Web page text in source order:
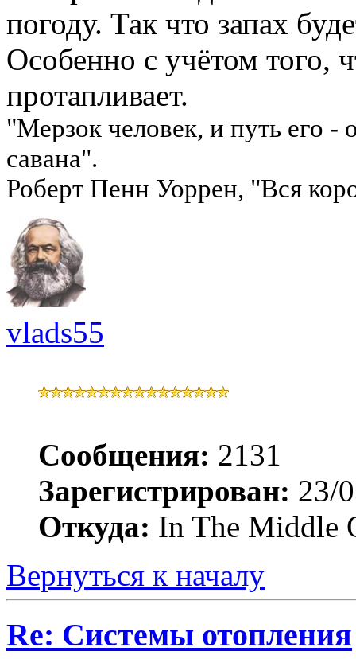
погоду. Так что запах
Особенно с учётом того,
протапливает.
"Мерзок человек, и путь его
савана".
Роберт Пенн Уоррен, "Вся
vlads55
Сообщения: 2131
Зарегистрирован: 23/
Откуда: In The Middle
Вернуться к началу
Re: Системы отопления